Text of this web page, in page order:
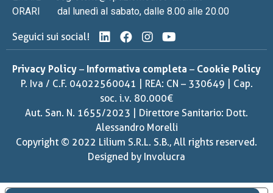
ORARI
dal lunedì al sabato, dalle 8.00 alle 20.00
Seguici sui social!
Privacy Policy – Informativa completa – Cookie Policy
P. Iva / C.F. 04022560041 | REA: CN – 330649 | Cap.
soc. i.v. 80.000€
Aut. San. N. 1655/2023 | Direttore Sanitario: Dott.
Alessandro Morelli
Copyright © 2022 Lilium S.R.L. S.B., All rights reserved.
Designed by Involucra